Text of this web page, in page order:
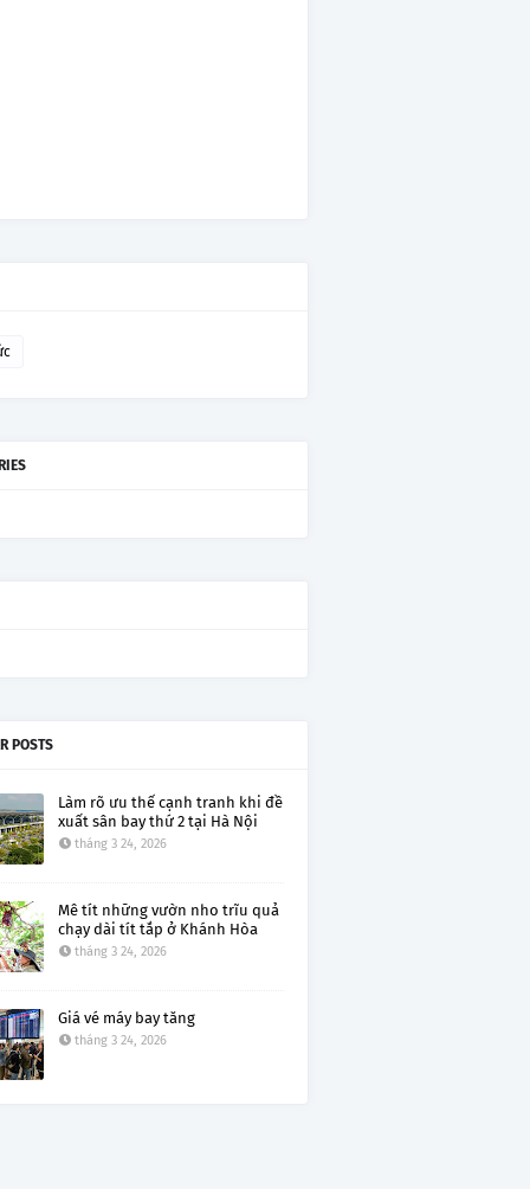
POSTS
Làm rõ ưu thế cạnh tranh khi đề
xuất sân bay thứ 2 tại Hà Nội
tháng 3 24, 2026
Mê tít những vườn nho trĩu quả
chạy dài tít tắp ở Khánh Hòa
tháng 3 24, 2026
Giá vé máy bay tăng
tháng 3 24, 2026